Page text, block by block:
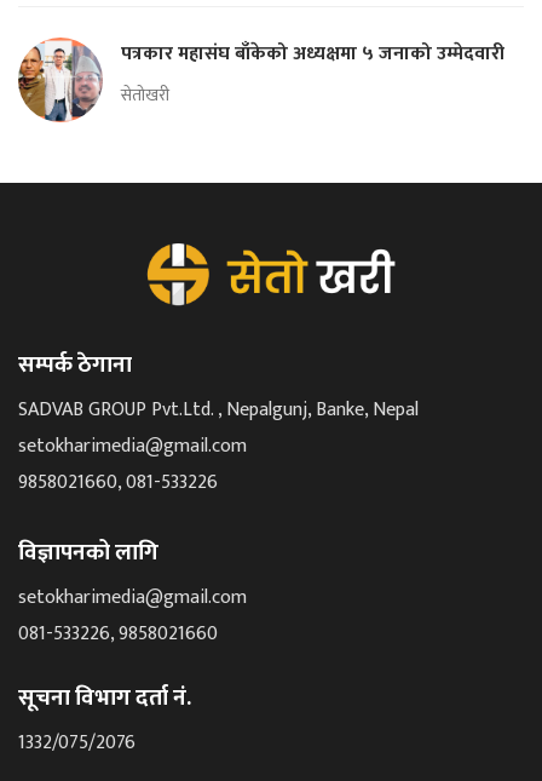
पत्रकार महासंघ बाँकेको अध्यक्षमा ५ जनाको उम्मेदवारी
सेतोखरी
सम्पर्क ठेगाना
SADVAB GROUP Pvt.Ltd. , Nepalgunj, Banke, Nepal
setokharimedia@gmail.com
9858021660, 081-533226
विज्ञापनको लागि
setokharimedia@gmail.com
081-533226, 9858021660
सूचना विभाग दर्ता नं.
1332/075/2076